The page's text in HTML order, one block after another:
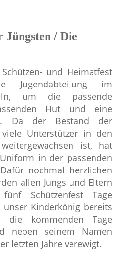
Jüngsten / Die
und Heimatfest
im
um die passende
Hut und eine
Da der Bestand der
Unterstützer in den
ist, hat
in der passenden
nochmal herzlichen
allen Jungs und Eltern
Schützenfest Tage
Kinderkönig bereits
die kommenden Tage
neben seinem Namen
letzten Jahre verewigt.